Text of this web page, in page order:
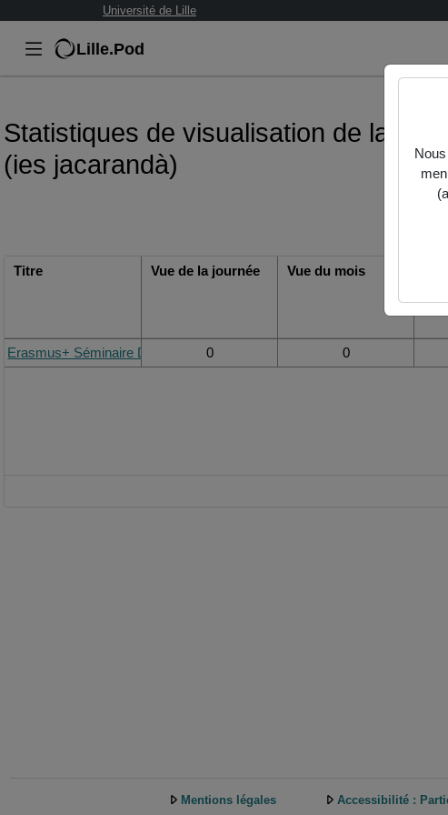
Université de Lille
Lille.Pod
Statistiques de visualisation de la
(ies jacarandà)
Titre Vue de la journée Vue du mois
Erasmus+ Séminaire Dilabs France - Tatjana (Oslomet) Marta L. (IES
0 0
Mentions légales Accessibilité :